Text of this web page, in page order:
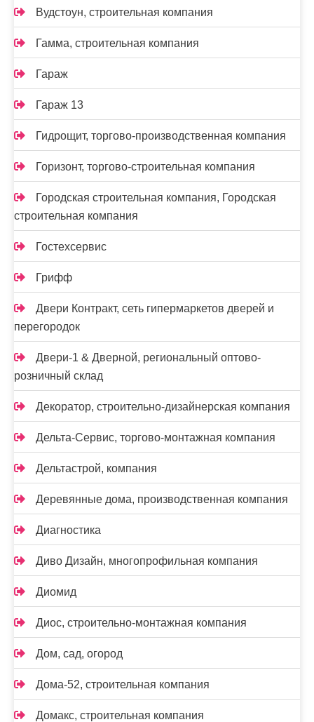
Вудстоун, строительная компания
Гамма, строительная компания
Гараж
Гараж 13
Гидрощит, торгово-производственная компания
Горизонт, торгово-строительная компания
Городская строительная компания, Городская
строительная компания
Гостехсервис
Грифф
Двери Контракт, сеть гипермаркетов дверей и
перегородок
Двери-1 & Дверной, региональный оптово-
розничный склад
Декоратор, строительно-дизайнерская компания
Дельта-Сервис, торгово-монтажная компания
Дельтастрой, компания
Деревянные дома, производственная компания
Диагностика
Диво Дизайн, многопрофильная компания
Диомид
Диос, строительно-монтажная компания
Дом, сад, огород
Дома-52, строительная компания
Домакс, строительная компания